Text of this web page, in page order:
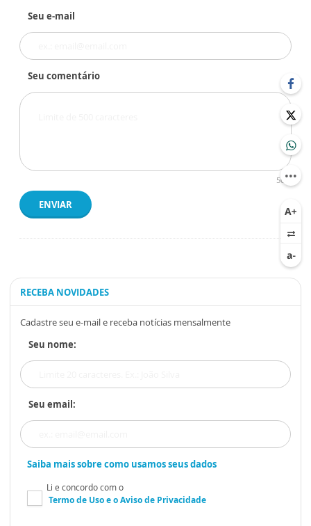
Seu e-mail
Seu comentário
500
ENVIAR
RECEBA NOVIDADES
Cadastre seu e-mail e receba notícias mensalmente
Seu nome:
Seu email:
Saiba mais sobre como usamos seus dados
Li e concordo com o
Termo de Usoe oAviso de Privacidade